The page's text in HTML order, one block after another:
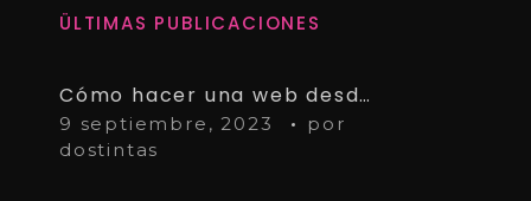
ÜLTIMAS PUBLICACIONES
Cómo hacer una web desde cero – Guía completa
9 septiembre, 2023
por
dostintas